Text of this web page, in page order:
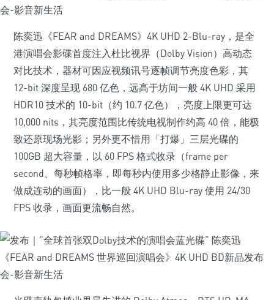
陈奕迅《FEAR and DREAMS》4K UHD 2-Blu-ray，是全
港演唱会影碟首度注入杜比视界（Dolby Vision）高动态
对比技术，器材可因应视频讯号逐帧调节亮度色彩，其
12-bit 深度呈现 680 亿色，远高于坊间一般 4K UHD 采用
HDR10 技术的 10-bit（约 10.7 亿色），亮度上限更可达
10,000 nits，其亮度范围比传统电视制作约高 40 倍，能极
致还原现场光影；另外更不惜用「打爆」三层光碟的
100GB 超大容量，以 60 FPS 格式收录（frame per
second、每秒帧格率，即每秒内使用多少格静止影像，来
做成连动的画面），比一般 4K UHD Blu-ray 使用 24/30
FPS 收录，画面更流畅自然。